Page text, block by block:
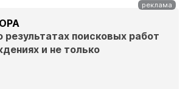
поисковых работ
и не только